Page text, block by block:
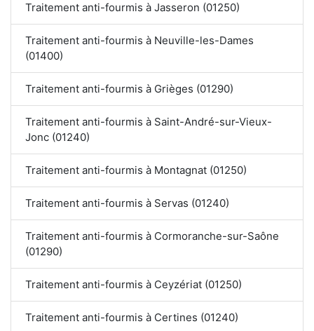
Traitement anti-fourmis à Jasseron (01250)
Traitement anti-fourmis à Neuville-les-Dames
(01400)
Traitement anti-fourmis à Grièges (01290)
Traitement anti-fourmis à Saint-André-sur-Vieux-
Jonc (01240)
Traitement anti-fourmis à Montagnat (01250)
Traitement anti-fourmis à Servas (01240)
Traitement anti-fourmis à Cormoranche-sur-Saône
(01290)
Traitement anti-fourmis à Ceyzériat (01250)
Traitement anti-fourmis à Certines (01240)